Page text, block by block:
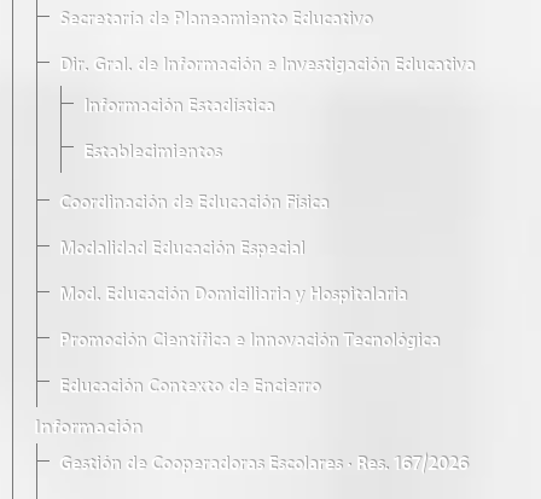
Secretaría de Planeamiento Educativo
Dir. Gral. de Información e Investigación Educativa
Información Estadística
Establecimientos
Coordinación de Educación Física
Modalidad Educación Especial
Mod. Educación Domiciliaria y Hospitalaria
Promoción Científica e Innovación Tecnológica
Educación Contexto de Encierro
Información
Gestión de Cooperadoras Escolares · Res. 167/2026